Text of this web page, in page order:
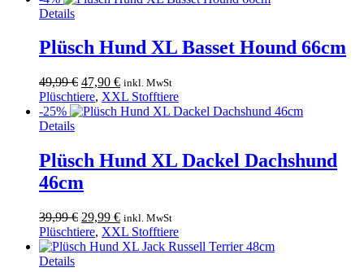
Details
Plüsch Hund XL Basset Hound 66cm
49,99€ Ursprünglicher
Preis
war:
47,90 €Aktueller
Preis
ist:
inkl. MwSt
Plüschtiere, XXL Stofftiere
-25%
Details
Plüsch Hund XL Dackel Dachshund
46cm
39,99€ Ursprünglicher
Preis
war:
29,99 €Aktueller
Preis
ist:
inkl. MwSt
Plüschtiere, XXL Stofftiere
Details